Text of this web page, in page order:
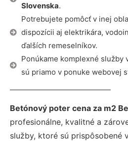
Slovenska.
Potrebujete pomôcť v inej
dispozícii aj elektrikára,
ďalších remeselníkov.
Ponúkame komplexné služby
sú priamo v ponuke webovej
Betónový poter cena za m2
profesionálne, kvalitné a
služby, ktoré sú prispôsobené